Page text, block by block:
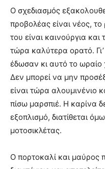
O σχεδιασμός
προβολέας είναι νέος,
του είναι καινούργια
τώρα καλύτερα ορατό.
έδωσαν κι αυτό το
Δεν μπορεί να μην
είναι τώρα αλουμινένιο
πίσω μαρσπιέ. Η καρίνα
εξοπλισμό, διατίθεται
μοτοσικλέτας.
Ο πορτοκαλί και μαύρος